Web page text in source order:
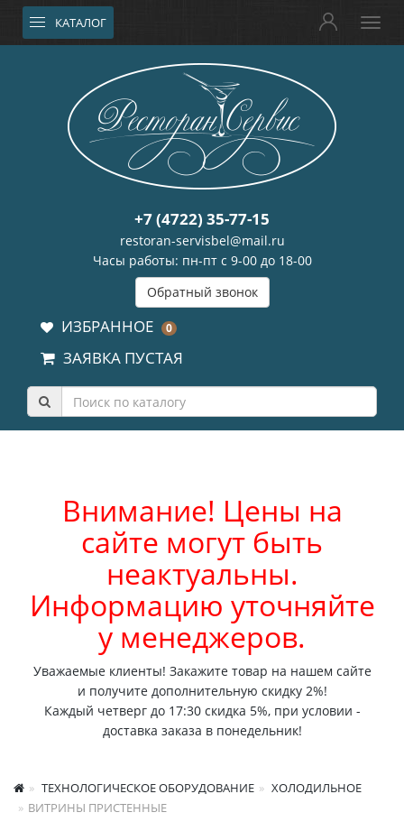
КАТАЛОГ
+7 (4722) 35-77-15
restoran-servisbel@mail.ru
Часы работы: пн-пт с 9-00 до 18-00
Обратный звонок
ИЗБРАННОЕ 0
ЗАЯВКА ПУСТАЯ
Внимание! Цены на
сайте могут быть
неактуальны.
Информацию уточняйте
у менеджеров.
Уважаемые клиенты! Закажите товар на нашем сайте
и получите дополнительную скидку 2%!
Каждый четверг до 17:30 скидка 5%, при условии -
доставка заказа в понедельник!
ТЕХНОЛОГИЧЕСКОЕ ОБОРУДОВАНИЕ
ХОЛОДИЛЬНОЕ
ВИТРИНЫ ПРИСТЕННЫЕ